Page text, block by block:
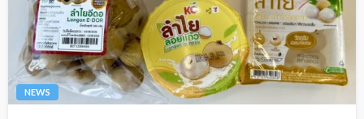
NEWS